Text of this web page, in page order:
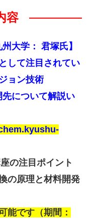
容
大学： 君塚氏】
して注目されてい
ョン技術
先について解説い
の注目ポイント
の原理と材料開発
能です（期間：